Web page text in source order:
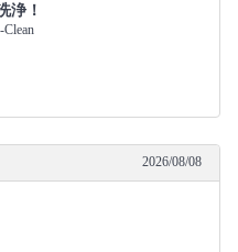
浄！
2026/08/08